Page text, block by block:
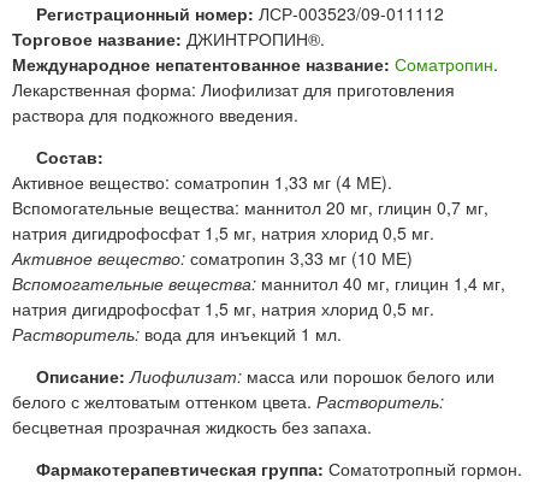
Регистрационный номер: ЛСР-003523/09-011112
Торговое название: ДЖИНТРОПИН®.
Международное непатентованное название: Соматропин.
Лекарственная форма: Лиофилизат для приготовления
раствора для подкожного введения.
Состав:
Активное вещество: соматропин 1,33 мг (4 МЕ).
Вспомогательные вещества: маннитол 20 мг, глицин 0,7 мг,
натрия дигидрофосфат 1,5 мг, натрия хлорид 0,5 мг.
Активное вещество: соматропин 3,33 мг (10 МЕ)
Вспомогательные вещества: маннитол 40 мг, глицин 1,4 мг,
натрия дигидрофосфат 1,5 мг, натрия хлорид 0,5 мг.
Растворитель: вода для инъекций 1 мл.
Описание: Лиофилизат: масса или порошок белого или
белого с желтоватым оттенком цвета. Растворитель:
бесцветная прозрачная жидкость без запаха.
Фармакотерапевтическая группа: Соматотропный гормон.